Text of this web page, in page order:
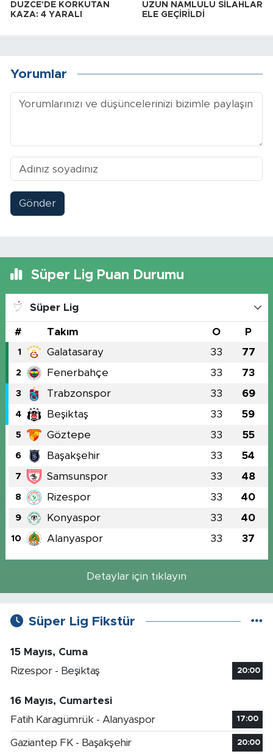
DÜZCE'DE KORKUTAN
KAZA: 4 YARALI
UZUN NAMLULU SİLAHLAR
ELE GEÇİRİLDİ
Yorumlar
Gönder
Süper Lig Puan Durumu
Süper Lig
# Takım O P
1 Galatasaray 33 77
2 Fenerbahçe 33 73
3 Trabzonspor 33 69
4 Beşiktaş 33 59
5 Göztepe 33 55
6 Başakşehir 33 54
7 Samsunspor 33 48
8 Rizespor 33 40
9 Konyaspor 33 40
10 Alanyaspor 33 37
Detaylar için tıklayın
Süper Lig Fikstür
15 Mayıs, Cuma
Rizespor - Beşiktaş
20:00
16 Mayıs, Cumartesi
Fatih Karagümrük - Alanyaspor
17:00
Gaziantep FK - Başakşehir 20:00